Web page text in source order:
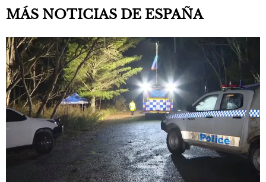
MÁS NOTICIAS DE ESPAÑA